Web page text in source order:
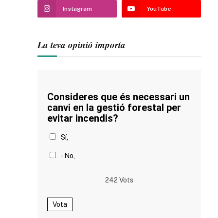
Instagram YouTube
La teva opinió importa
Consideres que és necessari un
canvi en la gestió forestal per
evitar incendis?
Sí,
- No,
242 Vots
Vota